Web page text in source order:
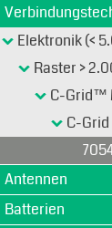
Elektronik (<
Raster >
C-Grid™
C-
Antennen
Batterien